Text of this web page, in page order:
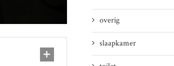
overig
slaapkamer